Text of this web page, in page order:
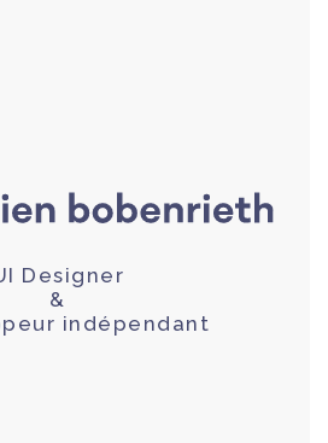
Designer
&
indépendant